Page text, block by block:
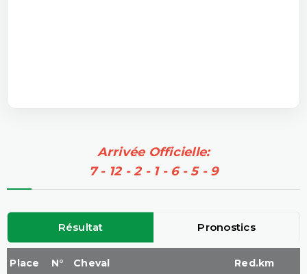
Arrivée Officielle:
7 - 12 - 2 - 1 - 6 - 5 - 9
Résultat Pronostics
Place N° Cheval Red.km